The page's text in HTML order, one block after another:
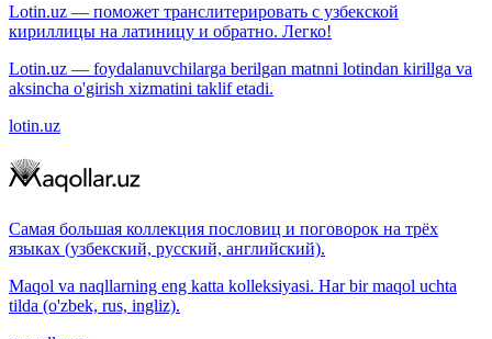
Lotin.uz — поможет транслитерировать с узбекской
кириллицы на латиницу и обратно. Легко!
Lotin.uz — foydalanuvchilarga berilgan matnni lotindan kirillga va
aksincha o'girish xizmatini taklif etadi.
lotin.uz
Самая большая коллекция пословиц и поговорок на трёх
языках (узбекский, русский, английский).
Maqol va naqllarning eng katta kolleksiyasi. Har bir maqol uchta
tilda (o'zbek, rus, ingliz).